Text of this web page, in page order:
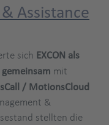
Assistance
sich EXCON als
mit
/ MotionsCloud
&
stellten die